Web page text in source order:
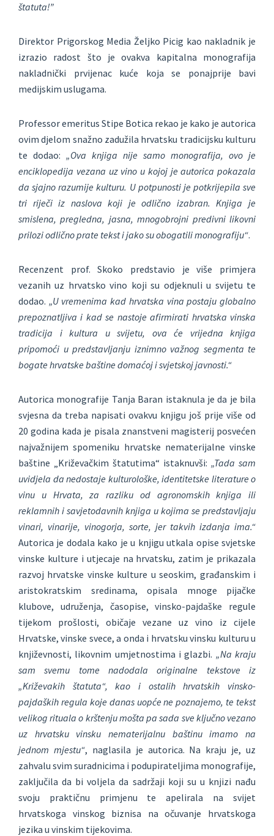
štatuta!”
Direktor Prigorskog Media Željko Picig kao nakladnik je
izrazio radost što je ovakva kapitalna monografija
nakladnički prvijenac kuće koja se ponajprije bavi
medijskim uslugama.
Professor emeritus Stipe Botica rekao je kako je autorica
ovim djelom snažno zadužila hrvatsku tradicijsku kulturu
te dodao: „Ova knjiga nije samo monografija, ovo je
enciklopedija vezana uz vino u kojoj je autorica pokazala
da sjajno razumije kulturu. U potpunosti je potkrijepila sve
tri riječi iz naslova koji je odlično izabran. Knjiga je
smislena, pregledna, jasna, mnogobrojni predivni likovni
prilozi odlično prate tekst i jako su obogatili monografiju“.
Recenzent prof. Skoko predstavio je više primjera
vezanih uz hrvatsko vino koji su odjeknuli u svijetu te
dodao. „U vremenima kad hrvatska vina postaju globalno
prepoznatljiva i kad se nastoje afirmirati hrvatska vinska
tradicija i kultura u svijetu, ova će vrijedna knjiga
pripomoći u predstavljanju iznimno važnog segmenta te
bogate hrvatske baštine domaćoj i svjetskoj javnosti.“
Autorica monografije Tanja Baran istaknula je da je bila
svjesna da treba napisati ovakvu knjigu još prije više od
20 godina kada je pisala znanstveni magisterij posvećen
najvažnijem spomeniku hrvatske nematerijalne vinske
baštine „Križevačkim štatutima“ istaknuvši: „Tada sam
uvidjela da nedostaje kulturološke, identitetske literature o
vinu u Hrvata, za razliku od agronomskih knjiga ili
reklamnih i savjetodavnih knjiga u kojima se predstavljaju
vinari, vinarije, vinogorja, sorte, jer takvih izdanja ima.“
Autorica je dodala kako je u knjigu utkala opise svjetske
vinske kulture i utjecaje na hrvatsku, zatim je prikazala
razvoj hrvatske vinske kulture u seoskim, građanskim i
aristokratskim sredinama, opisala mnoge pijačke
klubove, udruženja, časopise, vinsko-pajdaške regule
tijekom prošlosti, običaje vezane uz vino iz cijele
Hrvatske, vinske svece, a onda i hrvatsku vinsku kulturu u
književnosti, likovnim umjetnostima i glazbi. „Na kraju
sam svemu tome nadodala originalne tekstove iz
„Križevakih štatuta“, kao i ostalih hrvatskih vinsko-
pajdaških regula koje danas uopće ne poznajemo, te tekst
velikog rituala o krštenju mošta pa sada sve ključno vezano
uz hrvatsku vinsku nematerijalnu baštinu imamo na
jednom mjestu“, naglasila je autorica. Na kraju je, uz
zahvalu svim suradnicima i podupirateljima monografije,
zaključila da bi voljela da sadržaji koji su u knjizi nađu
svoju praktičnu primjenu te apelirala na svijet
hrvatskoga vinskog biznisa na očuvanje hrvatskoga
jezika u vinskim tijekovima.